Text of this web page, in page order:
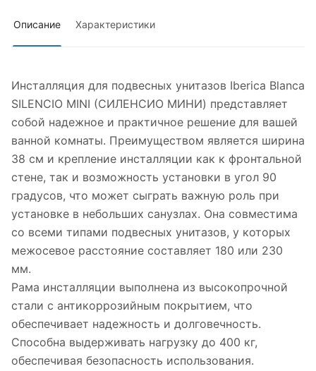
Описание Характеристики
Инсталляция для подвесных унитазов Iberica Blanca
SILENCIO MINI (СИЛЕНСИО МИНИ) представляет
собой надежное и практичное решение для вашей
ванной комнаты. Преимуществом является ширина
38 см и крепление инсталляции как к фронтальной
стене, так и возможность установки в угол 90
градусов, что может сыграть важную роль при
установке в небольших санузлах. Она совместима
со всеми типами подвесных унитазов, у которых
межосевое расстояние составляет 180 или 230
мм.
Рама инсталляции выполнена из высокопрочной
стали с антикоррозийным покрытием, что
обеспечивает надежность и долговечность.
Способна выдерживать нагрузку до 400 кг,
обеспечивая безопасность использования.